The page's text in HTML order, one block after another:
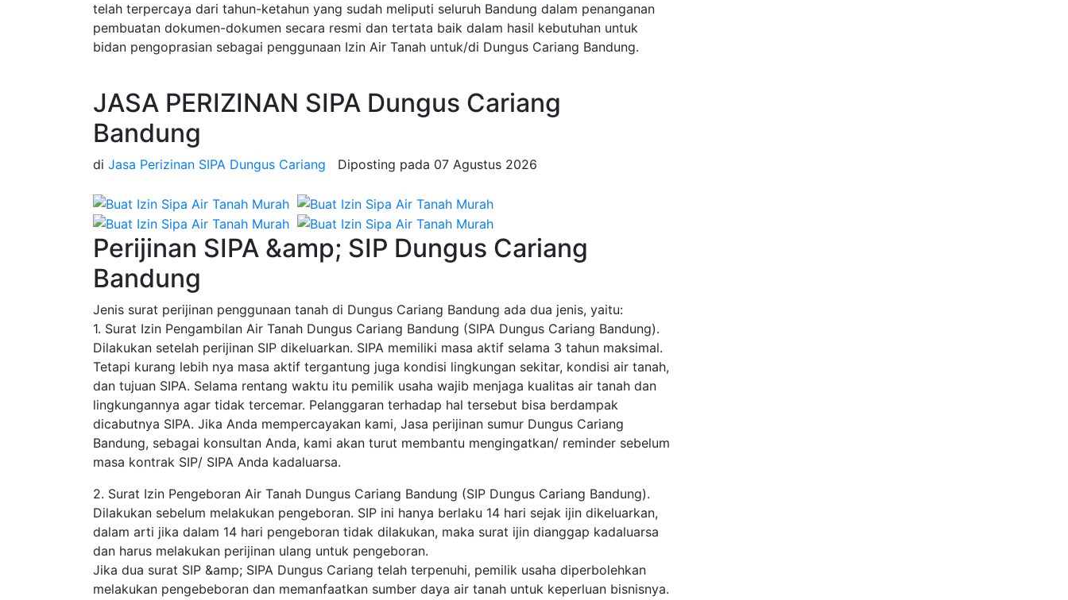
telah terpercaya dari tahun-ketahun yang sudah meliputi seluruh Bandung dalam penanganan
pembuatan dokumen-dokumen secara resmi dan tertata baik dalam hasil kebutuhan untuk
bidan pengoprasian sebagai penggunaan Izin Air Tanah untuk/di Dungus Cariang Bandung.
JASA PERIZINAN SIPA Dungus Cariang
Bandung
di Jasa Perizinan SIPA Dungus Cariang Diposting pada 07 Agustus 2026
Perijinan SIPA &amp; SIP Dungus Cariang
Bandung
Jenis surat perijinan penggunaan tanah di Dungus Cariang Bandung ada dua jenis, yaitu:
1. Surat Izin Pengambilan Air Tanah Dungus Cariang Bandung (SIPA Dungus Cariang Bandung).
Dilakukan setelah perijinan SIP dikeluarkan. SIPA memiliki masa aktif selama 3 tahun maksimal.
Tetapi kurang lebih nya masa aktif tergantung juga kondisi lingkungan sekitar, kondisi air tanah,
dan tujuan SIPA. Selama rentang waktu itu pemilik usaha wajib menjaga kualitas air tanah dan
lingkungannya agar tidak tercemar. Pelanggaran terhadap hal tersebut bisa berdampak
dicabutnya SIPA. Jika Anda mempercayakan kami, Jasa perijinan sumur Dungus Cariang
Bandung, sebagai konsultan Anda, kami akan turut membantu mengingatkan/ reminder sebelum
masa kontrak SIP/ SIPA Anda kadaluarsa.
2. Surat Izin Pengeboran Air Tanah Dungus Cariang Bandung (SIP Dungus Cariang Bandung).
Dilakukan sebelum melakukan pengeboran. SIP ini hanya berlaku 14 hari sejak ijin dikeluarkan,
dalam arti jika dalam 14 hari pengeboran tidak dilakukan, maka surat ijin dianggap kadaluarsa
dan harus melakukan perijinan ulang untuk pengeboran.
Jika dua surat SIP &amp; SIPA Dungus Cariang telah terpenuhi, pemilik usaha diperbolehkan
melakukan pengebeboran dan memanfaatkan sumber daya air tanah untuk keperluan bisnisnya.